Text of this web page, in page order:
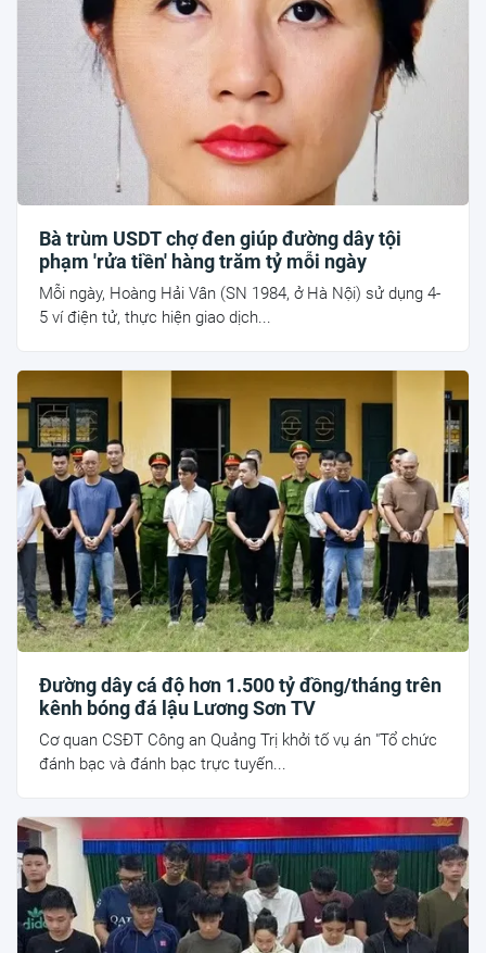
Bà trùm USDT chợ đen giúp đường dây tội
phạm 'rửa tiền' hàng trăm tỷ mỗi ngày
Mỗi ngày, Hoàng Hải Vân (SN 1984, ở Hà Nội) sử dụng 4-
5 ví điện tử, thực hiện giao dịch...
Đường dây cá độ hơn 1.500 tỷ đồng/tháng trên
kênh bóng đá lậu Lương Sơn TV
Cơ quan CSĐT Công an Quảng Trị khởi tố vụ án "Tổ chức
đánh bạc và đánh bạc trực tuyến...